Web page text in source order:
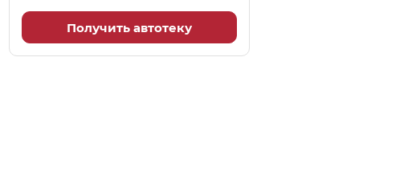
Получить автотеку